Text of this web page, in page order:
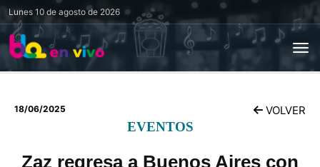
Lunes 10 de agosto de 2026
18/06/2025 VOLVER
EVENTOS
Zaz regresa a Buenos Aires con